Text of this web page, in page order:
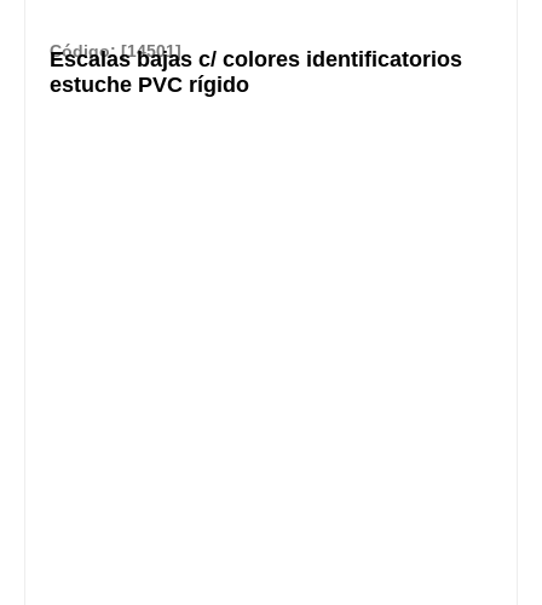
Código: [14501]
Escalas bajas c/ colores identificatorios
estuche PVC rígido